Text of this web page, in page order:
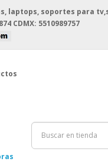
laptops, soportes para
CDMX: 5510989757